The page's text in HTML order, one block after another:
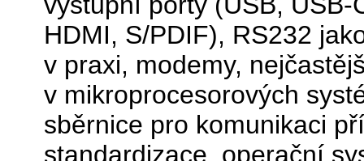
HDMI, S/PDIF), RS232
v praxi, modemy,
v mikroprocesorových
sběrnice pro komunikaci
standardizace, operační